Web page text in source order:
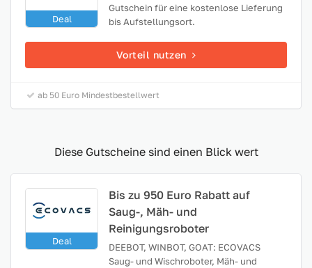
Deal
Gutschein für eine kostenlose Lieferung
bis Aufstellungsort.
Vorteil nutzen
ab 50 Euro Mindestbestellwert
Diese Gutscheine sind einen Blick wert
Deal
Bis zu 950 Euro Rabatt auf
Saug-, Mäh- und
Reinigungsroboter
DEEBOT, WINBOT, GOAT: ECOVACS
Saug- und Wischroboter, Mäh- und